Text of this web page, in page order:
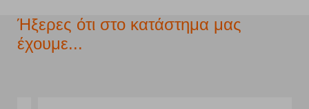
Ήξερες ότι στο κατάστημα μας
έχουμε...